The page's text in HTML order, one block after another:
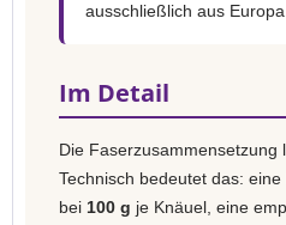
ausschließlich aus Europa.
Im Detail
Die Faserzusammensetzung
Technisch bedeutet das:
bei 100 g je Knäuel, eine